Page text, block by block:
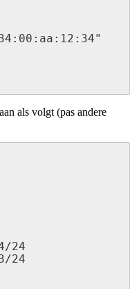
als volgt (pas andere